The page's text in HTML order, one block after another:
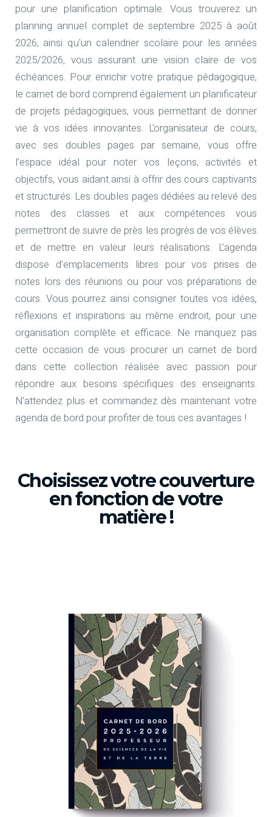
pour une planification optimale. Vous trouverez un
planning annuel complet de septembre 2025 à août
2026, ainsi qu'un calendrier scolaire pour les années
2025/2026, vous assurant une vision claire de vos
échéances. Pour enrichir votre pratique pédagogique,
le carnet de bord comprend également un planificateur
de projets pédagogiques, vous permettant de donner
vie à vos idées innovantes. L'organisateur de cours,
avec ses doubles pages par semaine, vous offre
l'espace idéal pour noter vos leçons, activités et
objectifs, vous aidant ainsi à offrir des cours captivants
et structurés. Les doubles pages dédiées au relevé des
notes des classes et aux compétences vous
permettront de suivre de près les progrès de vos élèves
et de mettre en valeur leurs réalisations. L'agenda
dispose d'emplacements libres pour vos prises de
notes lors des réunions ou pour vos préparations de
cours. Vous pourrez ainsi consigner toutes vos idées,
réflexions et inspirations au même endroit, pour une
organisation complète et efficace. Ne manquez pas
cette occasion de vous procurer un carnet de bord
dans cette collection réalisée avec passion pour
répondre aux besoins spécifiques des enseignants.
N'attendez plus et commandez dès maintenant votre
agenda de bord pour profiter de tous ces avantages !
Choisissez votre couverture
en fonction de votre
matière !